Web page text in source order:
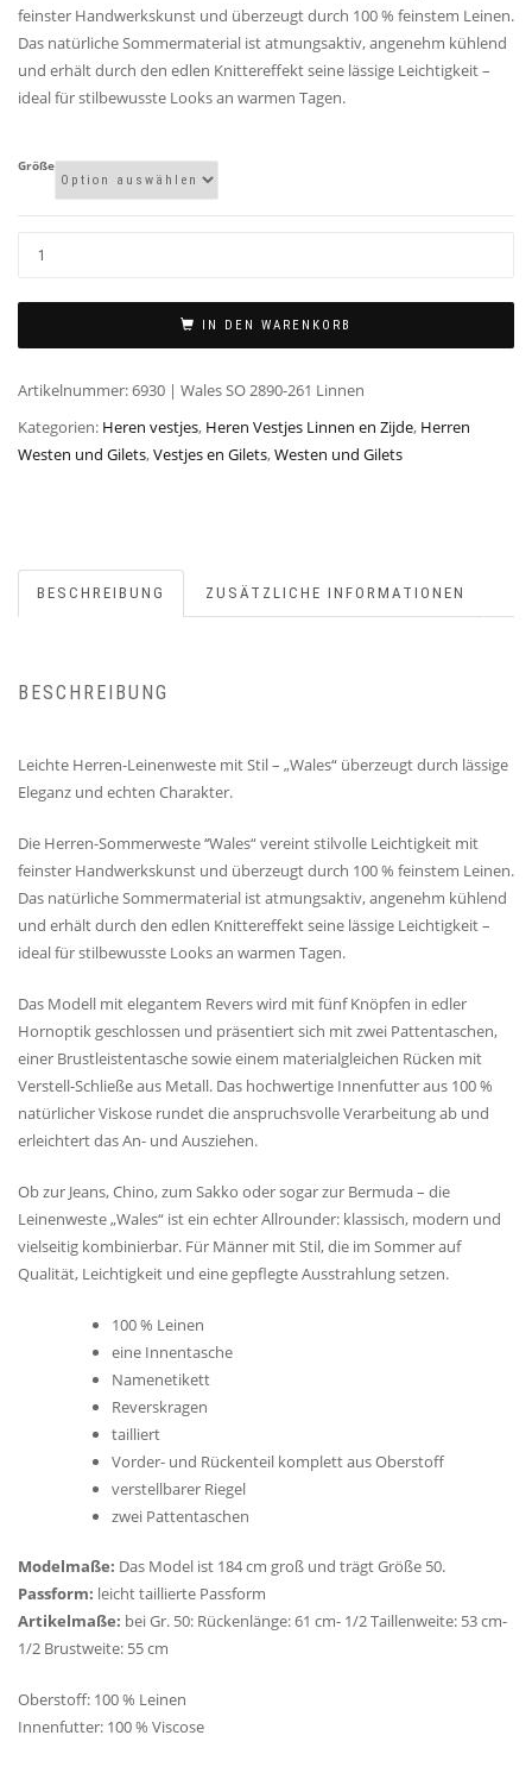
feinster Handwerkskunst und überzeugt durch 100 % feinstem Leinen.
Das natürliche Sommermaterial ist atmungsaktiv, angenehm kühlend
und erhält durch den edlen Knittereffekt seine lässige Leichtigkeit –
ideal für stilbewusste Looks an warmen Tagen.
Größe
IN DEN WARENKORB
Artikelnummer:6930 | Wales SO 2890-261 Linnen
Kategorien: Heren vestjes, Heren Vestjes Linnen en Zijde, Herren
Westen und Gilets,Vestjes en Gilets,Westen und Gilets
BESCHREIBUNG ZUSÄTZLICHE INFORMATIONEN
BESCHREIBUNG
Leichte Herren-Leinenweste mit Stil – „Wales“ überzeugt durch lässige
Eleganz und echten Charakter.
Die Herren-Sommerweste ‘‘Wales“ vereint stilvolle Leichtigkeit mit
feinster Handwerkskunst und überzeugt durch 100 % feinstem Leinen.
Das natürliche Sommermaterial ist atmungsaktiv, angenehm kühlend
und erhält durch den edlen Knittereffekt seine lässige Leichtigkeit –
ideal für stilbewusste Looks an warmen Tagen.
Das Modell mit elegantem Revers wird mit fünf Knöpfen in edler
Hornoptik geschlossen und präsentiert sich mit zwei Pattentaschen,
einer Brustleistentasche sowie einem materialgleichen Rücken mit
Verstell-Schließe aus Metall. Das hochwertige Innenfutter aus 100 %
natürlicher Viskose rundet die anspruchsvolle Verarbeitung ab und
erleichtert das An- und Ausziehen.
Ob zur Jeans, Chino, zum Sakko oder sogar zur Bermuda – die
Leinenweste „Wales“ ist ein echter Allrounder: klassisch, modern und
vielseitig kombinierbar. Für Männer mit Stil, die im Sommer auf
Qualität, Leichtigkeit und eine gepflegte Ausstrahlung setzen.
100 % Leinen
eine Innentasche
Namenetikett
Reverskragen
tailliert
Vorder- und Rückenteil komplett aus Oberstoff
verstellbarer Riegel
zwei Pattentaschen
Modelmaße: Das Model ist 184 cm groß und trägt Größe 50.
Passform: leicht taillierte Passform
Artikelmaße: bei Gr. 50: Rückenlänge: 61 cm- 1/2 Taillenweite: 53 cm-
1/2 Brustweite: 55 cm
Oberstoff: 100 % Leinen
Innenfutter: 100 % Viscose